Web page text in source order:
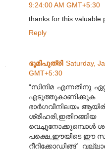
9:24:00 AM GMT+5:30
thanks for this valuable
Reply
ഭൂമിപുത്രി Saturday,
GMT+5:30
“സിനിമ എന്നതിനു
എടുത്തുകാണിക്കുക
ഭാര്‍ഗവീനിലയം
വെച്ചുനോക്കുമ്പൊൾ
പക്ഷെ,ഈയിടെ ഈ
റീറിക്കോഡിങ്ങ്